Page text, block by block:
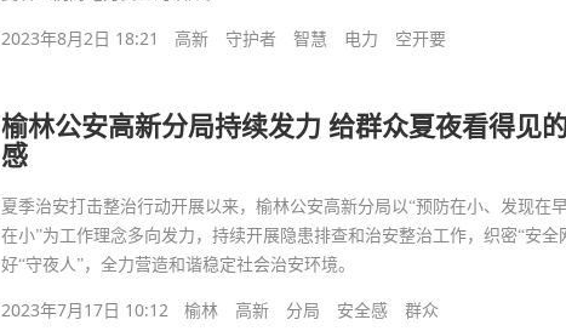
2023年8月2日 18:21 高新 守护者 智慧 电力 空开要
榆林公安高新分局持续发力 给群众夏夜看得见
感
夏季治安打击整治行动开展以来，榆林公安高新分局以“预防在小、发现在
在小”为工作理念多向发力，持续开展隐患排查和治安整治工作，织密“安全
好“守夜人”，全力营造和谐稳定社会治安环境。
2023年7月17日 10:12 榆林 高新 分局 安全感 群众